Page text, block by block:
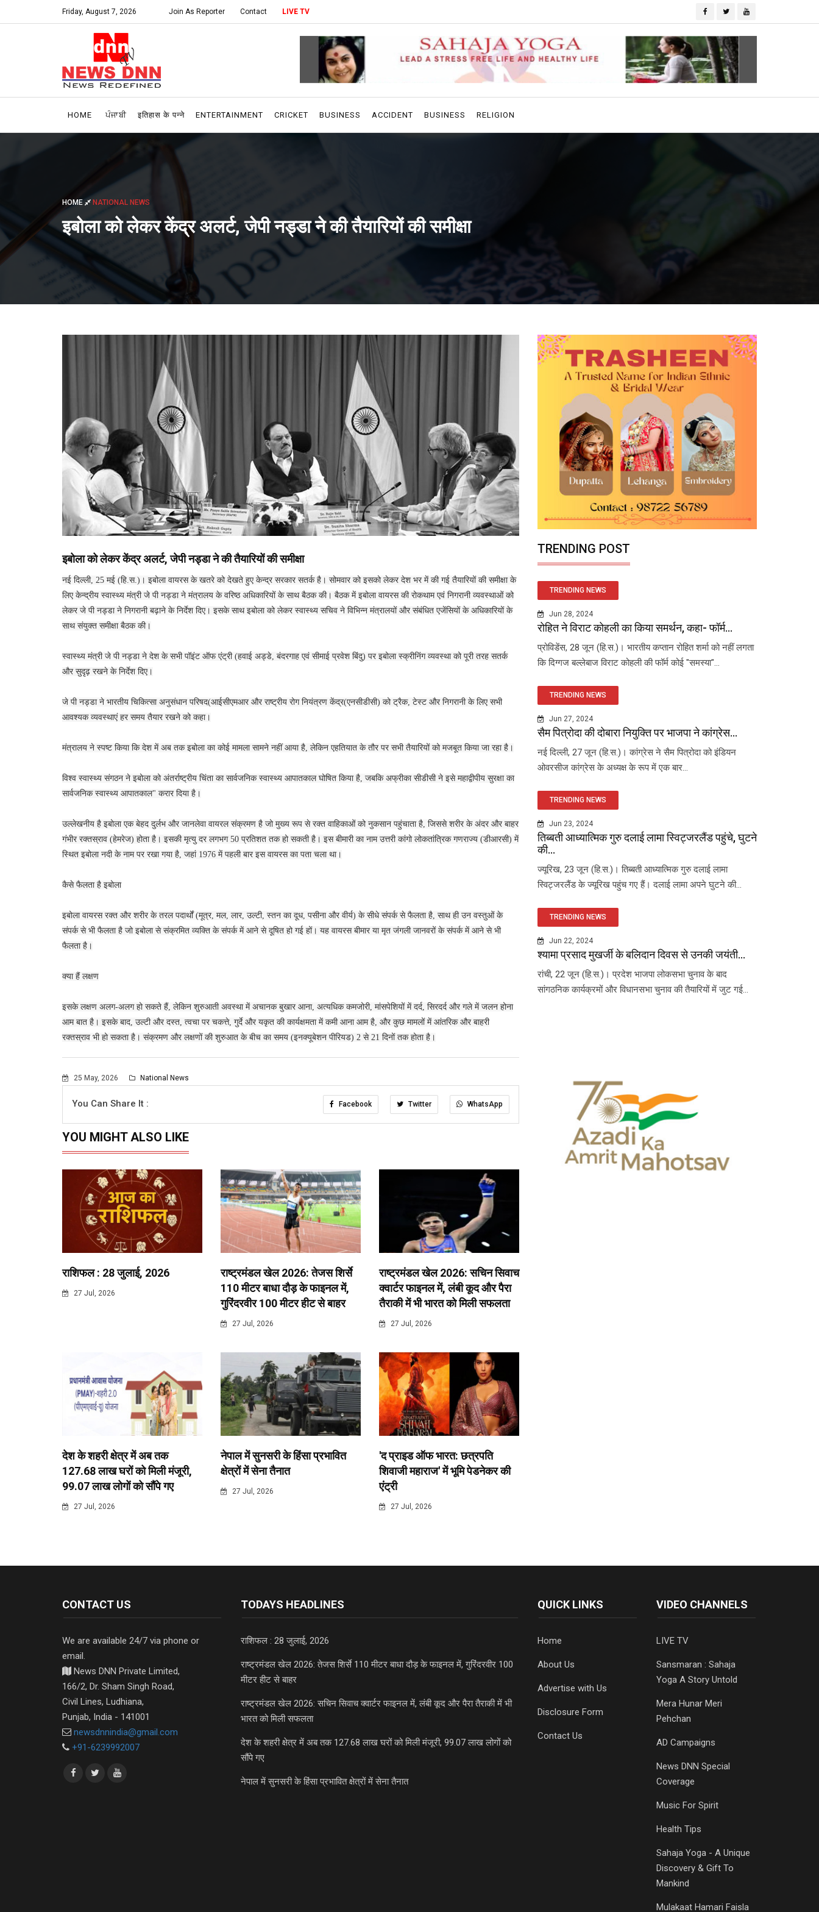
Friday, August 7, 2026 Join As Reporter Contact LIVE TV
HOME ਪੰਜਾਬੀ इतिहास के पन्ने ENTERTAINMENT CRICKET BUSINESS ACCIDENT BUSINESS RELIGION
HOME NATIONAL NEWS
इबोला को लेकर केंद्र अलर्ट, जेपी नड्डा ने की तैयारियों की समीक्षा
इबोला को लेकर केंद्र अलर्ट, जेपी नड्डा ने की तैयारियों की समीक्षा
नई दिल्ली, 25 मई (हि.स.)। इबोला वायरस के खतरे को देखते हुए केन्द्र सरकार सतर्क है। सोमवार को इसको लेकर देश भर में की गई तैयारियों की समीक्षा के
लिए केन्द्रीय स्वास्थ्य मंत्री जे पी नड्डा ने मंत्रालय के वरिष्ठ अधिकारियों के साथ बैठक की। बैठक में इबोला वायरस की रोकथाम एवं निगरानी व्यवस्थाओं को
लेकर जे पी नड्डा ने निगरानी बढ़ाने के निर्देश दिए। इसके साथ इबोला को लेकर स्वास्थ्य सचिव ने विभिन्न मंत्रालयों और संबंधित एजेंसियों के अधिकारियों के
साथ संयुक्त समीक्षा बैठक की।
स्वास्थ्य मंत्री जे पी नड्डा ने देश के सभी पॉइंट ऑफ एंट्री (हवाई अड्डे, बंदरगाह एवं सीमाई प्रवेश बिंदु) पर इबोला स्क्रीनिंग व्यवस्था को पूरी तरह सतर्क
और सुदृढ़ रखने के निर्देश दिए।
जे पी नड्डा ने भारतीय चिकित्सा अनुसंधान परिषद(आईसीएमआर और राष्ट्रीय रोग नियंत्रण केंद्र(एनसीडीसी) को ट्रैक, टेस्ट और निगरानी के लिए सभी
आवश्यक व्यवस्थाएं हर समय तैयार रखने को कहा।
मंत्रालय ने स्पष्ट किया कि देश में अब तक इबोला का कोई मामला सामने नहीं आया है, लेकिन एहतियात के तौर पर सभी तैयारियों को मजबूत किया जा रहा है।
विश्व स्वास्थ्य संगठन ने इबोला को अंतर्राष्ट्रीय चिंता का सार्वजनिक स्वास्थ्य आपातकाल घोषित किया है, जबकि अफ्रीका सीडीसी ने इसे महाद्वीपीय सुरक्षा का
सार्वजनिक स्वास्थ्य आपातकाल" करार दिया है।
उल्लेखनीय है इबोला एक बेहद दुर्लभ और जानलेवा वायरल संक्रमण है जो मुख्य रूप से रक्त वाहिकाओं को नुकसान पहुंचाता है, जिससे शरीर के अंदर और बाहर
गंभीर रक्तस्राव (हेमरेज) होता है। इसकी मृत्यु दर लगभग 50 प्रतिशत तक हो सकती है। इस बीमारी का नाम उत्तरी कांगो लोकतांत्रिक गणराज्य (डीआरसी) में
स्थित इबोला नदी के नाम पर रखा गया है, जहां 1976 में पहली बार इस वायरस का पता चला था।
कैसे फैलता है इबोला
इबोला वायरस रक्त और शरीर के तरल पदार्थों (मूत्र, मल, लार, उल्टी, स्तन का दूध, पसीना और वीर्य) के सीधे संपर्क से फैलता है, साथ ही उन वस्तुओं के
संपर्क से भी फैलता है जो इबोला से संक्रमित व्यक्ति के संपर्क में आने से दूषित हो गई हों। यह वायरस बीमार या मृत जंगली जानवरों के संपर्क में आने से भी
फैलता है।
क्या हैं लक्षण
इसके लक्षण अलग-अलग हो सकते हैं, लेकिन शुरुआती अवस्था में अचानक बुखार आना, अत्यधिक कमजोरी, मांसपेशियों में दर्द, सिरदर्द और गले में जलन होना
आम बात है। इसके बाद, उल्टी और दस्त, त्वचा पर चकत्ते, गुर्दे और यकृत की कार्यक्षमता में कमी आना आम है, और कुछ मामलों में आंतरिक और बाहरी
रक्तस्राव भी हो सकता है। संक्रमण और लक्षणों की शुरुआत के बीच का समय (इनक्यूबेशन पीरियड) 2 से 21 दिनों तक होता है।
25 May, 2026 National News
You Can Share It : Facebook Twitter WhatsApp
YOU MIGHT ALSO LIKE
राशिफल : 28 जुलाई, 2026
27 Jul, 2026
राष्ट्रमंडल खेल 2026: तेजस शिर्से
110 मीटर बाधा दौड़ के फाइनल में,
गुरिंदरवीर 100 मीटर हीट से बाहर
27 Jul, 2026
राष्ट्रमंडल खेल 2026: सचिन सिवाच
क्वार्टर फाइनल में, लंबी कूद और पैरा
तैराकी में भी भारत को मिली सफलता
27 Jul, 2026
देश के शहरी क्षेत्र में अब तक
127.68 लाख घरों को मिली मंजूरी,
99.07 लाख लोगों को सौंपे गए
27 Jul, 2026
नेपाल में सुनसरी के हिंसा प्रभावित
क्षेत्रों में सेना तैनात
27 Jul, 2026
'द प्राइड ऑफ भारत: छत्रपति
शिवाजी महाराज' में भूमि पेडनेकर की
एंट्री
27 Jul, 2026
TRENDING POST
TRENDING NEWS
Jun 28, 2024
रोहित ने विराट कोहली का किया समर्थन, कहा- फॉर्म...
प्रोविडेंस, 28 जून (हि.स.)। भारतीय कप्तान रोहित शर्मा को नहीं लगता
कि दिग्गज बल्लेबाज विराट कोहली की फॉर्म कोई "समस्या"...
TRENDING NEWS
Jun 27, 2024
सैम पित्रोदा की दोबारा नियुक्ति पर भाजपा ने कांग्रेस...
नई दिल्ली, 27 जून (हि.स.)। कांग्रेस ने सैम पित्रोदा को इंडियन
ओवरसीज कांग्रेस के अध्यक्ष के रूप में एक बार...
TRENDING NEWS
Jun 23, 2024
तिब्बती आध्यात्मिक गुरु दलाई लामा स्विट्जरलैंड पहुंचे, घुटने
की...
ज्यूरिख, 23 जून (हि.स.)। तिब्बती आध्यात्मिक गुरु दलाई लामा
स्विट्जरलैंड के ज्यूरिख पहुंच गए हैं। दलाई लामा अपने घुटने की...
TRENDING NEWS
Jun 22, 2024
श्यामा प्रसाद मुखर्जी के बलिदान दिवस से उनकी जयंती...
रांची, 22 जून (हि.स.)। प्रदेश भाजपा लोकसभा चुनाव के बाद
सांगठनिक कार्यक्रमों और विधानसभा चुनाव की तैयारियों में जुट गई...
CONTACT US
We are available 24/7 via phone or
email.
News DNN Private Limited,
166/2, Dr. Sham Singh Road,
Civil Lines, Ludhiana,
Punjab, India - 141001
newsdnnindia@gmail.com
+91-6239992007
TODAYS HEADLINES
राशिफल : 28 जुलाई, 2026
राष्ट्रमंडल खेल 2026: तेजस शिर्से 110 मीटर बाधा दौड़ के फाइनल में, गुरिंदरवीर 100
मीटर हीट से बाहर
राष्ट्रमंडल खेल 2026: सचिन सिवाच क्वार्टर फाइनल में, लंबी कूद और पैरा तैराकी में भी
भारत को मिली सफलता
देश के शहरी क्षेत्र में अब तक 127.68 लाख घरों को मिली मंजूरी, 99.07 लाख लोगों को
सौंपे गए
नेपाल में सुनसरी के हिंसा प्रभावित क्षेत्रों में सेना तैनात
QUICK LINKS
Home
About Us
Advertise with Us
Disclosure Form
Contact Us
VIDEO CHANNELS
LIVE TV
Sansmaran : Sahaja
Yoga A Story Untold
Mera Hunar Meri
Pehchan
AD Campaigns
News DNN Special
Coverage
Music For Spirit
Health Tips
Sahaja Yoga - A Unique
Discovery & Gift To
Mankind
Mulakaat Hamari Faisla